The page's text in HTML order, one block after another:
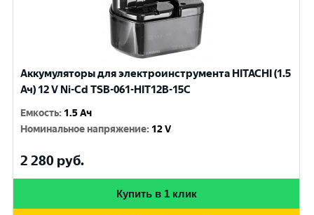
Аккумуляторы для электроинструмента HITACHI (1.5
Ач) 12 V Ni-Cd TSB-061-HIT12B-15C
Емкость: 1.5 Ач
Номинальное напряжение: 12 V
2 280 руб.
Купить в 1 клик